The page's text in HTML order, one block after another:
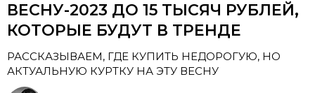
ВЕСНУ-2023 ДО 15 ТЫСЯЧ РУБЛЕЙ,
КОТОРЫЕ БУДУТ В ТРЕНДЕ
РАССКАЗЫВАЕМ, ГДЕ КУПИТЬ НЕДОРОГУЮ, НО
АКТУАЛЬНУЮ КУРТКУ НА ЭТУ ВЕСНУ